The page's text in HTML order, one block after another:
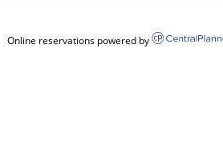
Online reservations powered by